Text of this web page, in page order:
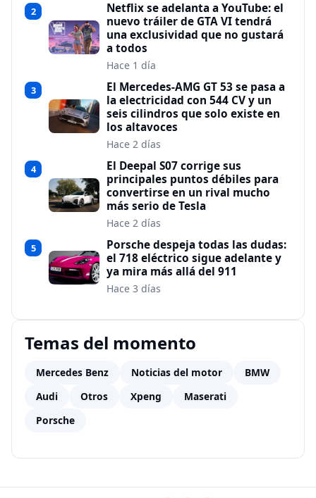
2
Netflix se adelanta a YouTube: el
nuevo tráiler de GTA VI tendrá
una exclusividad que no gustará
a todos
Hace 1 día
3
El Mercedes-AMG GT 53 se pasa a
la electricidad con 544 CV y un
seis cilindros que solo existe en
los altavoces
Hace 2 días
4
El Deepal S07 corrige sus
principales puntos débiles para
convertirse en un rival mucho
más serio de Tesla
Hace 2 días
5
Porsche despeja todas las dudas:
el 718 eléctrico sigue adelante y
ya mira más allá del 911
Hace 3 días
Temas del momento
Mercedes Benz Noticias del motor
BMW
Audi
Otros Xpeng
Maserati
Porsche